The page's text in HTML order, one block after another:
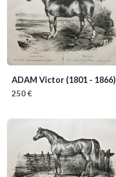
ADAM Victor (1801 - 1866)
250 €